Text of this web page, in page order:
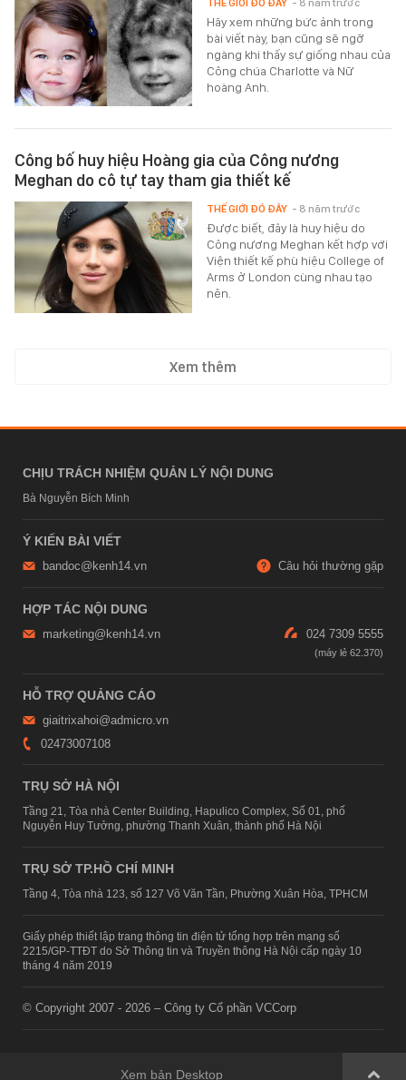
Hãy xem những bức ảnh trong
bài viết này, bạn cũng sẽ ngỡ
ngàng khi thấy sự giống nhau của
Công chúa Charlotte và Nữ
hoàng Anh.
THẾ GIỚI ĐÓ ĐÂY - 8 năm trước
Công bố huy hiệu Hoàng gia của Công nương
Meghan do cô tự tay tham gia thiết kế
Được biết, đây là huy hiệu do
Công nương Meghan kết hợp với
Viện thiết kế phù hiệu College of
Arms ở London cùng nhau tạo
nên.
THẾ GIỚI ĐÓ ĐÂY - 8 năm trước
Xem thêm
CHỊU TRÁCH NHIỆM QUẢN LÝ NỘI DUNG
Bà Nguyễn Bích Minh
Ý KIẾN BÀI VIẾT
bandoc@kenh14.vn Câu hỏi thường gặp
HỢP TÁC NỘI DUNG
marketing@kenh14.vn 024 7309 5555
HỖ TRỢ QUẢNG CÁO
giaitrixahoi@admicro.vn
02473007108
TRỤ SỞ HÀ NỘI
Tầng 21, Tòa nhà Center Building, Hapulico Complex, Số 01, phố
Nguyễn Huy Tưởng, phường Thanh Xuân, thành phố Hà Nội
TRỤ SỞ TP.HỒ CHÍ MINH
Tầng 4, Tòa nhà 123, số 127 Võ Văn Tần, Phường Xuân Hòa, TPHCM
Giấy phép thiết lập trang thông tin điện tử tổng hợp trên mạng số
2215/GP-TTĐT do Sở Thông tin và Truyền thông Hà Nội cấp ngày 10
tháng 4 năm 2019
© Copyright 2007 - 2026 – Công ty Cổ phần VCCorp
Xem bản Desktop